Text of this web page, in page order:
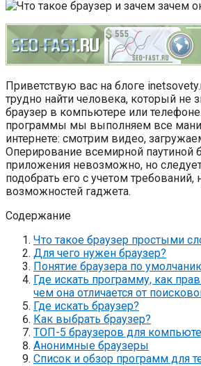
Приветствую вас на блоге
трудно найти человека, который не
браузер в компьютере или
программы мы выполняем все
интернете: смотрим видео,
Оперирование всемирной паутиной
приложения невозможно, но
подобрать его с учетом требований,
возможностей гаджета.
Содержание
Что такое браузер простыми
Для чего нужен браузер?
Понятие браузера по
Где искать программу, как
чем она отличается от
Где искать браузер?
Как выбрать браузер?
ТОП-5 браузеров для
Анонимные браузеры
Список и обзор программ для